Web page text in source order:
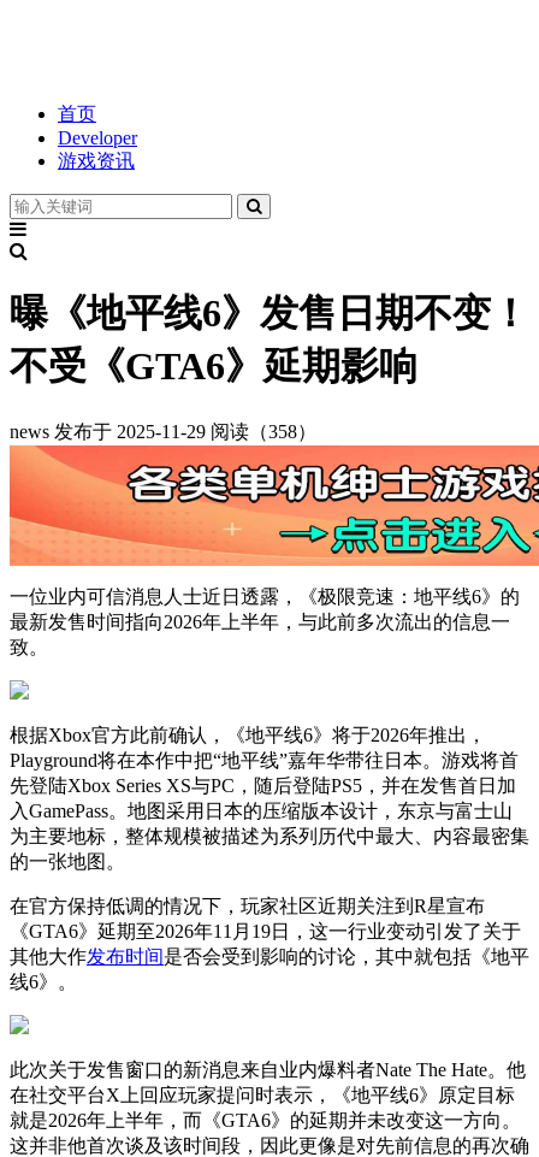
首页
Developer
游戏资讯
曝《地平线6》发售日期不变！
不受《GTA6》延期影响
news 发布于 2025-11-29 阅读（358）
一位业内可信消息人士近日透露，《极限竞速：地平线6》的
最新发售时间指向2026年上半年，与此前多次流出的信息一
致。
根据Xbox官方此前确认，《地平线6》将于2026年推出，
Playground将在本作中把“地平线”嘉年华带往日本。游戏将首
先登陆Xbox Series XS与PC，随后登陆PS5，并在发售首日加
入GamePass。地图采用日本的压缩版本设计，东京与富士山
为主要地标，整体规模被描述为系列历代中最大、内容最密集
的一张地图。
在官方保持低调的情况下，玩家社区近期关注到R星宣布
《GTA6》延期至2026年11月19日，这一行业变动引发了关于
其他大作发布时间是否会受到影响的讨论，其中就包括《地平
线6》。
此次关于发售窗口的新消息来自业内爆料者Nate The Hate。他
在社交平台X上回应玩家提问时表示，《地平线6》原定目标
就是2026年上半年，而《GTA6》的延期并未改变这一方向。
这并非他首次谈及该时间段，因此更像是对先前信息的再次确